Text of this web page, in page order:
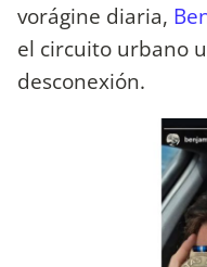
vorágine diaria,
el circuito urbano
desconexión.